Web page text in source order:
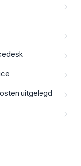
uitgelegd